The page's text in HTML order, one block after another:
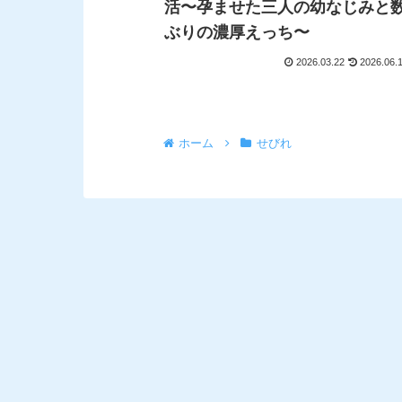
活〜孕ませた三人の幼なじみと
ぶりの濃厚えっち〜
2026.03.22
ホーム せびれ